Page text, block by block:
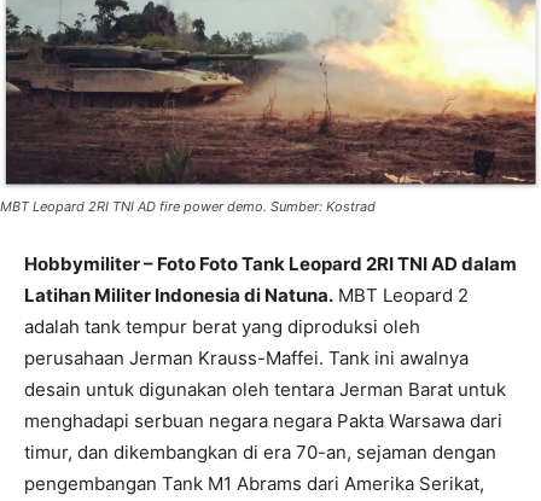
MBT Leopard 2RI TNI AD fire power demo. Sumber: Kostrad
Hobbymiliter – Foto Foto Tank Leopard 2RI TNI AD dalam
Latihan Militer Indonesia di Natuna. MBT Leopard 2
adalah tank tempur berat yang diproduksi oleh
perusahaan Jerman Krauss-Maffei. Tank ini awalnya
desain untuk digunakan oleh tentara Jerman Barat untuk
menghadapi serbuan negara negara Pakta Warsawa dari
timur, dan dikembangkan di era 70-an, sejaman dengan
pengembangan Tank M1 Abrams dari Amerika Serikat,